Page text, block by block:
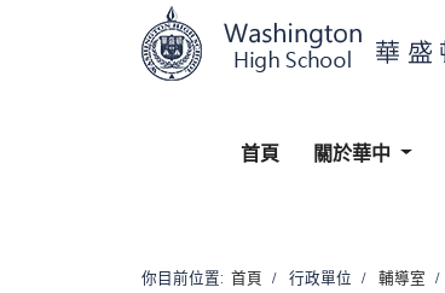
首頁 關於華中
你目前位置: 首頁 行政單位 輔導室